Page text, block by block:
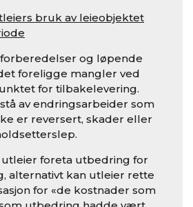
bruk av leieobjektet
og løpende
foreligge mangler ved
for tilbakelevering.
av endringsarbeider som
er reversert, skader eller
foreta utbedring for
alternativt kan utleier rette
for «de kostnader som